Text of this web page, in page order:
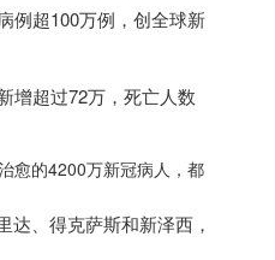
例超100万例 ，创全球新
增超过72万，死亡人数
愈的4200万新冠病人，都
达、得克萨斯和新泽西，